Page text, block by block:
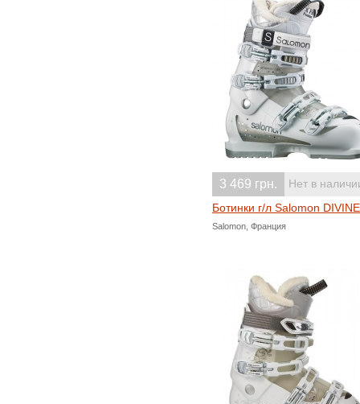
3 469 грн. Нет в
Ботинки г/л Salomon
Salomon, Франция